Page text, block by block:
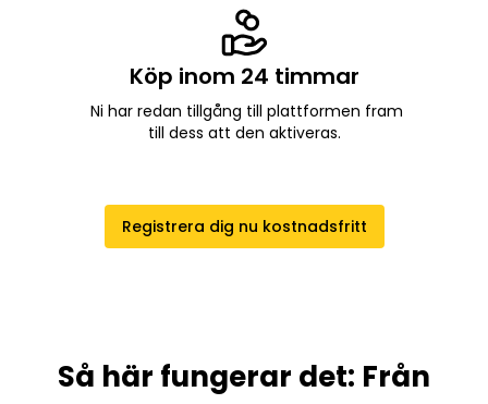
Köp inom 24 timmar
Ni har redan tillgång till plattformen fram
till dess att den aktiveras.
Registrera dig nu kostnadsfritt
Så här fungerar det: Från